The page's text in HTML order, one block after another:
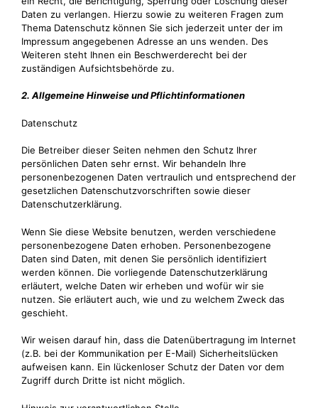
Daten zu verlangen. Hierzu sowie zu weiteren Fragen zum
Thema Datenschutz können Sie sich jederzeit unter der im
Impressum angegebenen Adresse an uns wenden. Des
Weiteren steht Ihnen ein Beschwerderecht bei der
zuständigen Aufsichtsbehörde zu.
2. Allgemeine Hinweise und Pflichtinformationen
Datenschutz
Die Betreiber dieser Seiten nehmen den Schutz Ihrer
persönlichen Daten sehr ernst. Wir behandeln Ihre
personenbezogenen Daten vertraulich und entsprechend der
gesetzlichen Datenschutzvorschriften sowie dieser
Datenschutzerklärung.
Wenn Sie diese Website benutzen, werden verschiedene
personenbezogene Daten erhoben. Personenbezogene
Daten sind Daten, mit denen Sie persönlich identifiziert
werden können. Die vorliegende Datenschutzerklärung
erläutert, welche Daten wir erheben und wofür wir sie
nutzen. Sie erläutert auch, wie und zu welchem Zweck das
geschieht.
Wir weisen darauf hin, dass die Datenübertragung im Internet
(z.B. bei der Kommunikation per E-Mail) Sicherheitslücken
aufweisen kann. Ein lückenloser Schutz der Daten vor dem
Zugriff durch Dritte ist nicht möglich.